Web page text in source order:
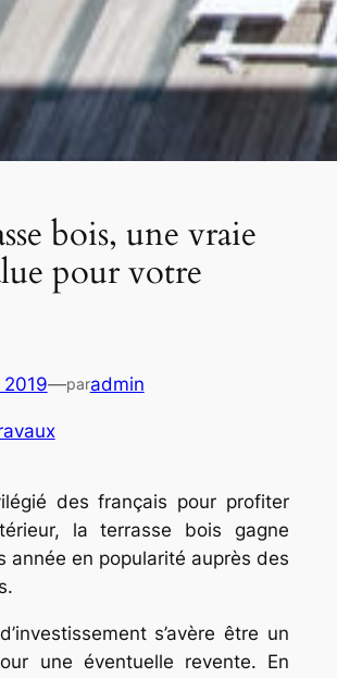
bois, une vraie
pour votre
2019—paradmin
des français pour profiter
la terrasse bois gagne
année en popularité auprès des
s’avère être un
une éventuelle revente. En